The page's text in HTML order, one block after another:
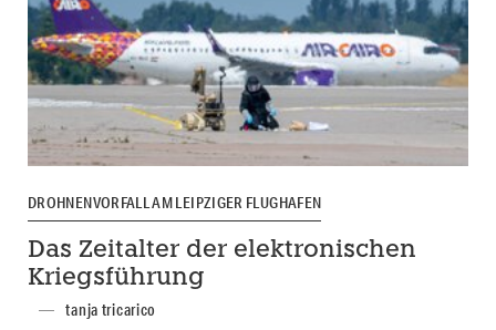
DROHNENVORFALL AM LEIPZIGER FLUGHAFEN
Das Zeitalter der elektronischen
Kriegsführung
tanja tricarico